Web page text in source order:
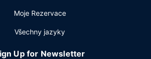
Moje Rezervace
Všechny jazyky
Up for Newsletter